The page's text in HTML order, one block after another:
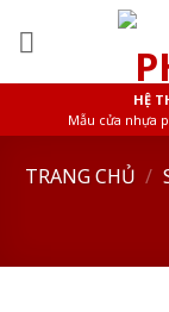
HỆ
Mẫu cửa nhựa
TRANG CHỦ /